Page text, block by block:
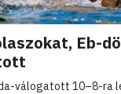
Eb-
válogatott 10–8-ra